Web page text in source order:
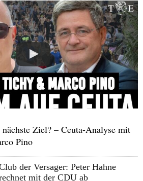
Ziel? – Ceuta-Analyse mit
Pino
der Versager: Peter Hahne
mit der CDU ab